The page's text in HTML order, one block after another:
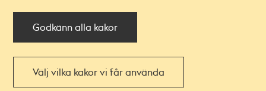
Godkänn alla kakor
Välj vilka kakor vi får använda